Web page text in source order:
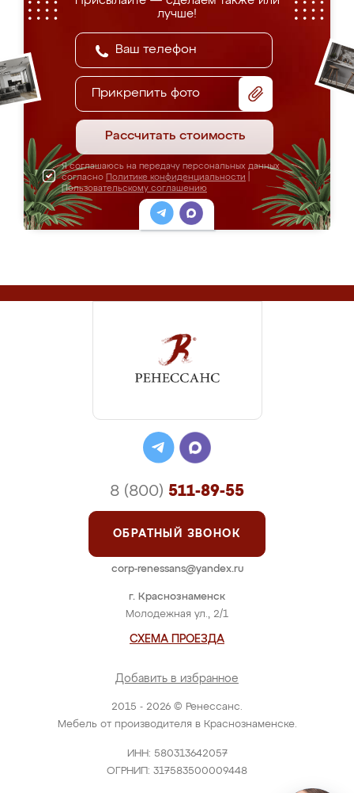
лучше!
Прикрепить фото
Рассчитать стоимость
Я соглашаюсь на передачу персональных данных
согласно Политике конфиденциальности
Пользовательскому соглашению
2015 - 2026 © Ренессанс.
Мебель от производителя в Краснознаменске.
ИНН: 580313642057
ОГРНИП: 317583500009448
г. Краснознаменск
Молодежная ул., 2/1
СХЕМА ПРОЕЗДА
Добавить в избранное
8 (800) 511-89-55
ОБРАТНЫЙ ЗВОНОК
corp-renessans@yandex.ru